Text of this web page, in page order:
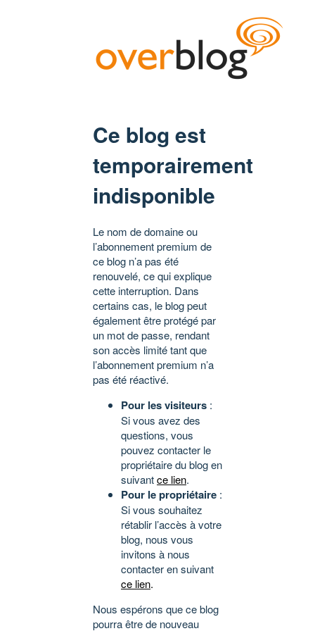
Ce blog est
temporairement
indisponible
Le nom de domaine ou
l’abonnement premium de
ce blog n’a pas été
renouvelé, ce qui explique
cette interruption. Dans
certains cas, le blog peut
également être protégé par
un mot de passe, rendant
son accès limité tant que
l’abonnement premium n’a
pas été réactivé.
Pour les visiteurs :
Si vous avez des
questions, vous
pouvez contacter le
propriétaire du blog en
suivantce lien.
Pour le propriétaire :
Si vous souhaitez
rétablir l’accès à votre
blog, nous vous
invitons à nous
contacter en suivant
ce lien.
Nous espérons que ce blog
pourra être de nouveau